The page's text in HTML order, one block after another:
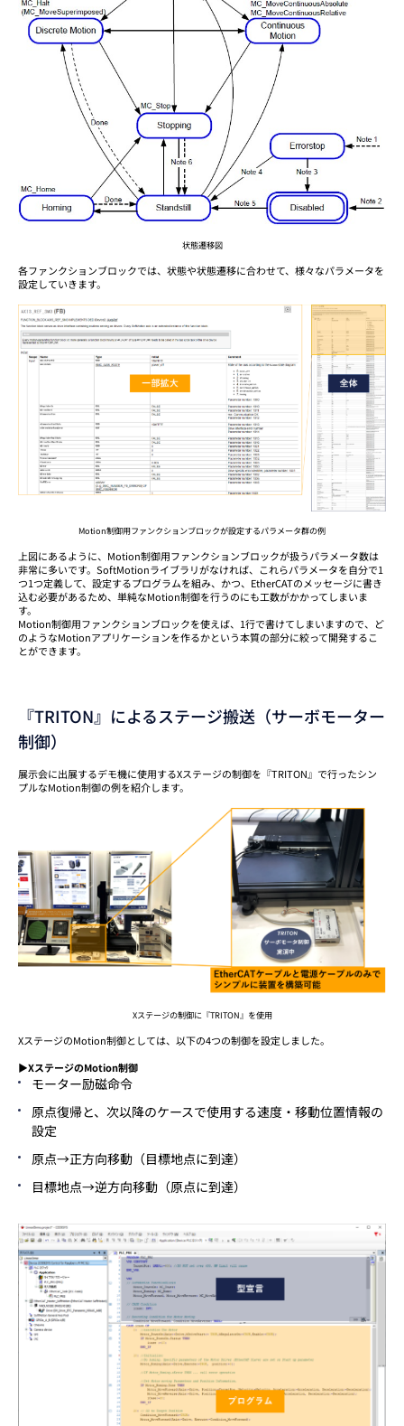
状態遷移図
各ファンクションブロックでは、状態や状態遷移に合わせて、様々なパラメータを
設定していきます。
Motion制御用ファンクションブロックが設定するパラメータ群の例
上図にあるように、Motion制御用ファンクションブロックが扱うパラメータ数は
非常に多いです。SoftMotionライブラリがなければ、これらパラメータを自分で1
つ1つ定義して、設定するプログラムを組み、かつ、EtherCATのメッセージに書き
込む必要があるため、単純なMotion制御を行うのにも工数がかかってしまいま
す。
Motion制御用ファンクションブロックを使えば、1行で書けてしまいますので、ど
のようなMotionアプリケーションを作るかという本質の部分に絞って開発するこ
とができます。
『TRITON』によるステージ搬送（サーボモーター
制御）
展示会に出展するデモ機に使用するXステージの制御を『TRITON』で行ったシン
プルなMotion制御の例を紹介します。
Xステージの制御に『TRITON』を使用
XステージのMotion制御としては、以下の4つの制御を設定しました。
▶XステージのMotion制御
モーター励磁命令
原点復帰と、次以降のケースで使用する速度・移動位置情報の
設定
原点→正方向移動（目標地点に到達）
目標地点→逆方向移動（原点に到達）